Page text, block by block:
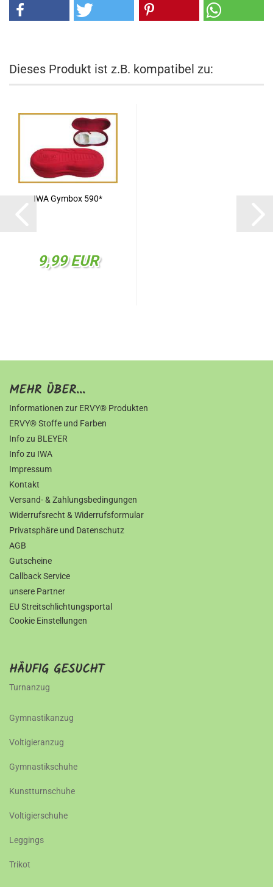
Dieses Produkt ist z.B. kompatibel zu:
IWA Gymbox 590*
9,99 EUR
MEHR ÜBER...
Informationen zur ERVY® Produkten
ERVY® Stoffe und Farben
Info zu BLEYER
Info zu IWA
Impressum
Kontakt
Versand- & Zahlungsbedingungen
Widerrufsrecht & Widerrufsformular
Privatsphäre und Datenschutz
AGB
Gutscheine
Callback Service
unsere Partner
EU Streitschlichtungsportal
Cookie Einstellungen
HÄUFIG GESUCHT
Turnanzug
Gymnastikanzug
Voltigieranzug
Gymnastikschuhe
Kunstturnschuhe
Voltigierschuhe
Leggings
Trikot